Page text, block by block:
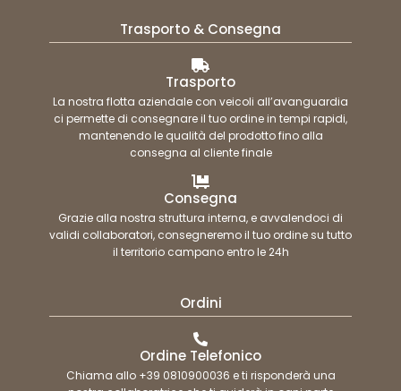
Trasporto & Consegna
Trasporto
La nostra flotta aziendale con veicoli all’avanguardia
ci permette di consegnare il tuo ordine in tempi rapidi,
mantenendo le qualità del prodotto fino alla
consegna al cliente finale
Consegna
Grazie alla nostra struttura interna, e avvalendoci di
validi collaboratori, consegneremo il tuo ordine su tutto
il territorio campano entro le 24h
Ordini
Ordine Telefonico
Chiama allo +39 0810900036 e ti risponderà una